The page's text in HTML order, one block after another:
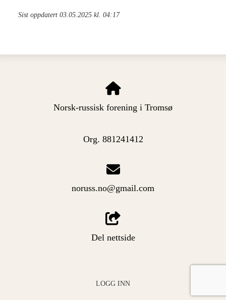
Sist oppdatert 03.05.2025 kl. 04:17
Norsk-russisk forening i Tromsø
Org. 881241412
noruss.no@gmail.com
Del nettside
LOGG INN